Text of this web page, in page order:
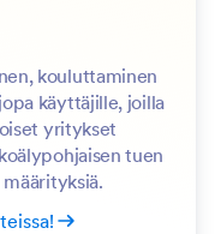
kouluttaminen
käyttäjille, joilla
yritykset
tuen